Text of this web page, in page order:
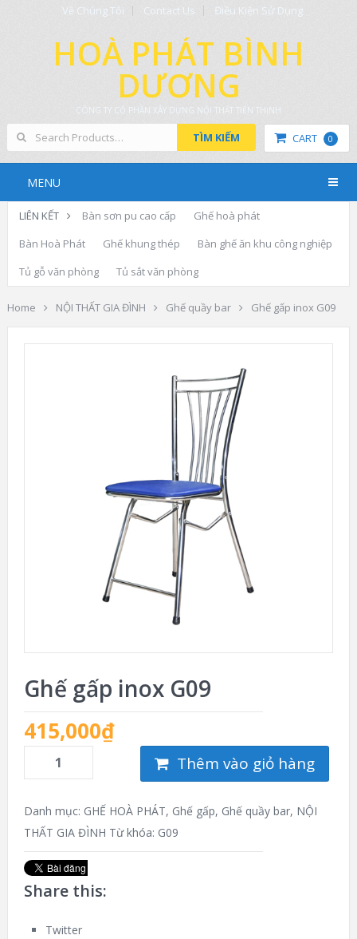
Về Chúng Tôi Contact Us Điều Kiện Sử Dụng
HOÀ PHÁT BÌNH
DƯƠNG
CÔNG TY CỔ PHẦN XÂY DỰNG NỘI THẤT TIẾN THỊNH
CART 0
TÌM KIẾM
MENU
LIÊN KẾT Bàn sơn pu cao cấp
Ghế hoà phát
Bàn Hoà Phát
Ghế khung thép
Bàn ghế ăn khu công nghiệp
Tủ gỗ văn phòng
Tủ sắt văn phòng
Home NỘI THẤT GIA ĐÌNH Ghế quầy bar Ghế gấp inox G09
Ghế gấp inox G09
415,000₫
Thêm vào giỏ hàng
Danh mục: GHẾ HOÀ PHÁT, Ghế gấp, Ghế quầy bar, NỘI
THẤT GIA ĐÌNH Từ khóa: G09
Share this:
Twitter